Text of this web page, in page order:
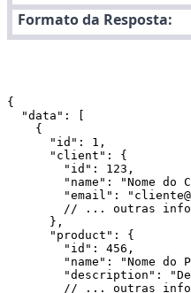
Formato da Resposta:
{
  "data": [
    {
      "id": 1,
      "client": {
        "id": 123,
"name": "Nome do
"email":
// ... outras
      },
      "product": {
        "id": 456,
"name": "Nome do
"description":
// ... outras